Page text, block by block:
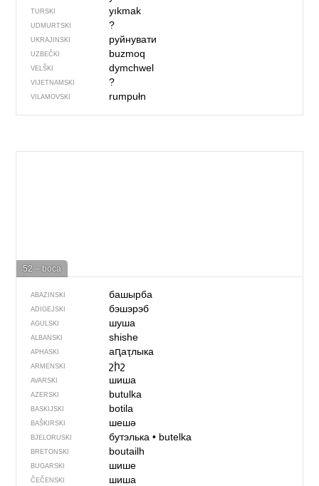
TURSKI yıkmak
UDMURTSKI ?
UKRAJINSKI руйнувати
UZBEČKI buzmoq
VELŠKI dymchwel
VIJETNAMSKI ?
VILAMOVSKI rumpułn
52 – boca
ABAZINSKI башырба
ADIGEJSKI бэшэрэб
AGULSKI шуша
ALBANSKI shishe
APHASKI аԥаҭлыка
ARMENSKI շիշ
AVARSKI шиша
AZERSKI butulka
BASKIJSKI botila
BAŠKIRSKI шешә
BJELORUSKI бутэлька• butelka
BRETONSKI boutailh
BUGARSKI шише
ČEČENSKI шиша